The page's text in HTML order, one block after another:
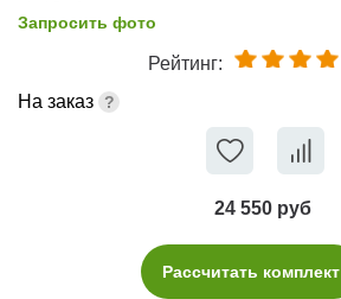
Запросить фото
Рейтинг:
На заказ
24 550 руб
Рассчитать комплект